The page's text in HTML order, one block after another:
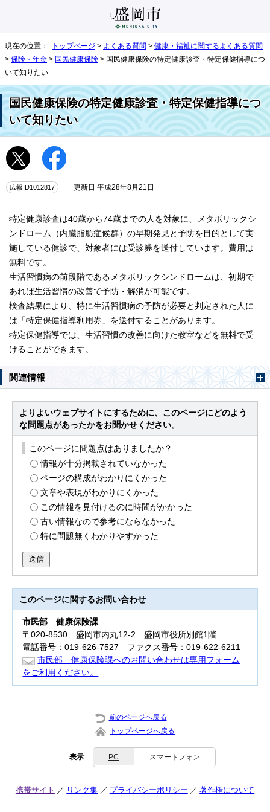
現在の位置： トップページ > よくある質問 > 健康・福祉に関するよくある質問
> 保険・年金 > 国民健康保険 > 国民健康保険の特定健康診査・特定保健指導につ
いて知りたい
国民健康保険の特定健康診査・特定保健指導につ
いて知りたい
広報ID1012817 更新日 平成28年8月21日
特定健康診査は40歳から74歳までの人を対象に、メタボリックシ
ンドローム（内臓脂肪症候群）の早期発見と予防を目的として実
施している健診で、対象者には受診券を送付しています。費用は
無料です。
生活習慣病の前段階であるメタボリックシンドロームは、初期で
あれば生活習慣の改善で予防・解消が可能です。
検査結果により、特に生活習慣病の予防が必要と判定された人に
は「特定保健指導利用券」を送付することがあります。
特定保健指導では、生活習慣の改善に向けた教室などを無料で受
けることができます。
関連情報
よりよいウェブサイトにするために、このページにどのよう
な問題点があったかをお聞かせください。
このページに問題点はありましたか？
情報が十分掲載されていなかった
ページの構成がわかりにくかった
文章や表現がわかりにくかった
この情報を見付けるのに時間がかかった
古い情報なので参考にならなかった
特に問題無くわかりやすかった
送信
このページに関するお問い合わせ
市民部健康保険課
〒020-8530 盛岡市内丸12-2 盛岡市役所別館1階
電話番号：019-626-7527 ファクス番号：019-622-6211
市民部 健康保険課へのお問い合わせは専用フォーム
をご利用ください。
前のページへ戻る
トップページへ戻る
表示 PC スマートフォン
携帯サイト リンク集 プライバシーポリシー 著作権について